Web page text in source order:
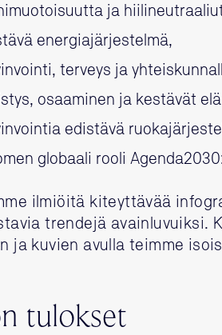
ja
energiajärjestelmä,
terveys ja
osaaminen ja kestävät
edistävä
globaali rooli
ilmiöitä kiteyttävää
trendejä avainluvuiksi.
ja kuvien avulla teimme
tulokset